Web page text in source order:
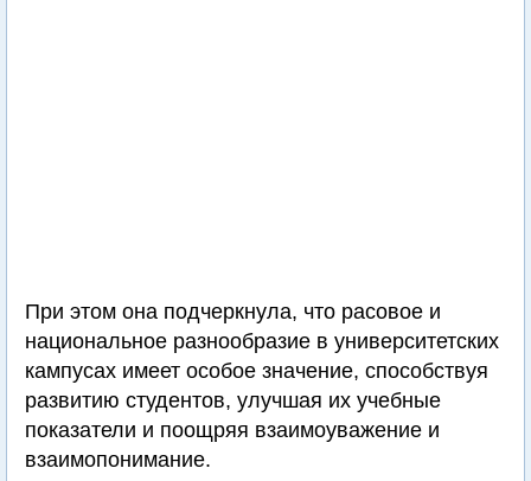
При этом она подчеркнула, что расовое и
национальное разнообразие в университетских
кампусах имеет особое значение, способствуя
развитию студентов, улучшая их учебные
показатели и поощряя взаимоуважение и
взаимопонимание.